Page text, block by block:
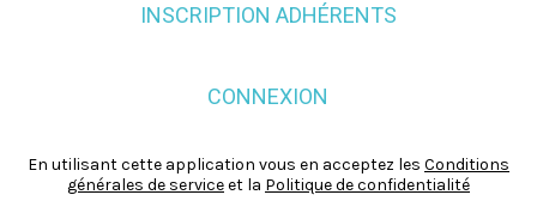
INSCRIPTION ADHÉRENTS
CONNEXION
En utilisant cette application vous en acceptez les Conditions
générales de serviceet la Politique de confidentialité